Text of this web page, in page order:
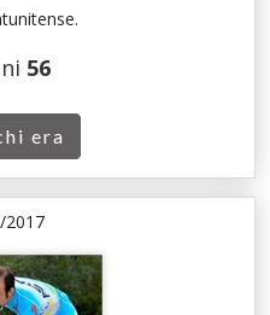
56
era
2017